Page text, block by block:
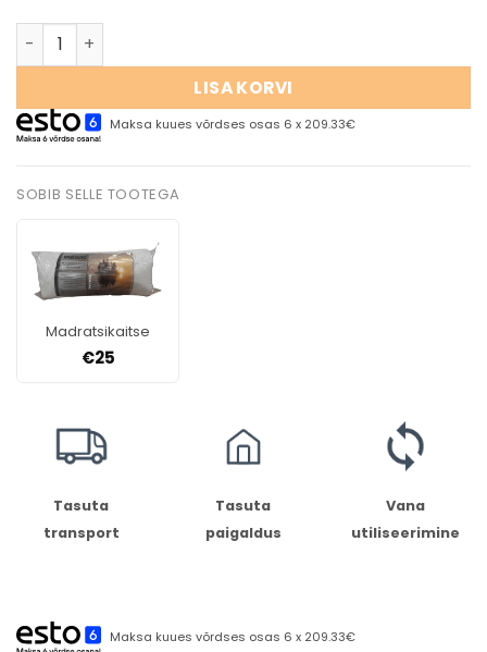
LISA KORVI
Maksa kuues võrdses osas 6 x 209.33€
SOBIB SELLE TOOTEGA
Madratsikaitse
€25
Tasuta
transport
Tasuta
paigaldus
Vana
utiliseerimine
Maksa kuues võrdses osas 6 x 209.33€